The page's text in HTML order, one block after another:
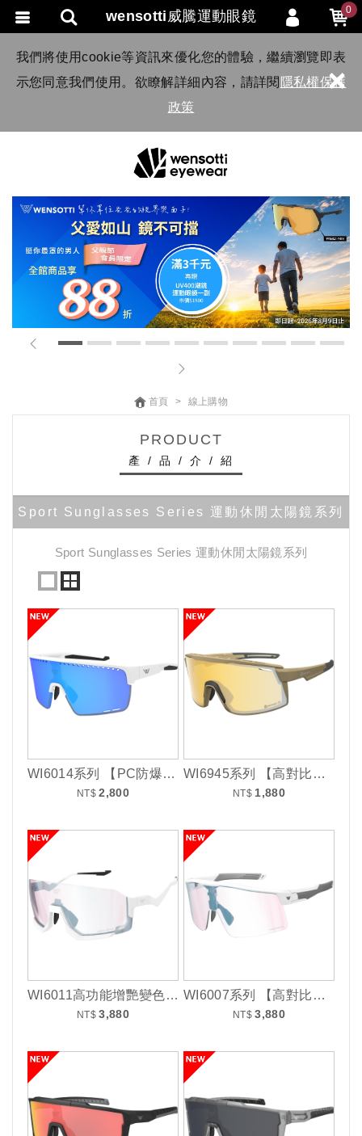
我們將使用cookie等資訊來優化您的體驗，繼續瀏覽即表
示您同意我們使用。欲瞭解詳細內容，請詳閱 隱私權保護
政策
×
首頁 線上購物
PRODUCT
產 / 品 / 介 / 紹
Sport Sunglasses Series 運動休閒太陽鏡系列
Sport Sunglasses Series 運動休閒太陽鏡系列
WI6014系列 【PC防爆耐衝擊鏡片】
NT$ 2,800
WI6945系列 【高對比增豔耐衝擊片】
NT$ 1,880
WI6011高功能增艷變色鏡系列
NT$ 3,880
WI6007系列 【高對比增豔光致變色片鏡】
NT$ 3,880
wensotti威騰運動眼鏡 0
會員登入
會員註冊
忘記密碼
訂單查詢
匯款通知